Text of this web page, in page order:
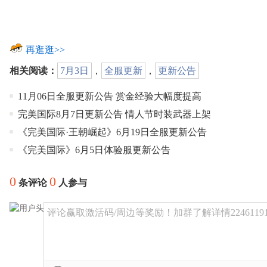
再逛逛>>
相关阅读： 7月3日 ， 全服更新 ， 更新公告
11月06日全服更新公告 赏金经验大幅度提高
完美国际8月7日更新公告 情人节时装武器上架
《完美国际·王朝崛起》6月19日全服更新公告
《完美国际》6月5日体验服更新公告
0 条评论0 人参与
评论赢取激活码/周边等奖励！加群了解详情